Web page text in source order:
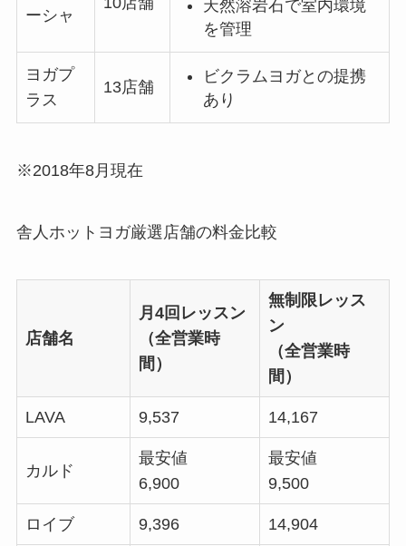
ーシャ
天然溶岩石で室内環境
を管理
ヨガプ
ラス
13店舗
ビクラムヨガとの提携
あり
※2018年8月現在
舎人ホットヨガ厳選店舗の料金比較
店舗名
月4回レッスン
（全営業時
間）
無制限レッス
ン
（全営業時
間）
LAVA 9,537 14,167
カルド
最安値
6,900
最安値
9,500
ロイブ 9,396 14,904